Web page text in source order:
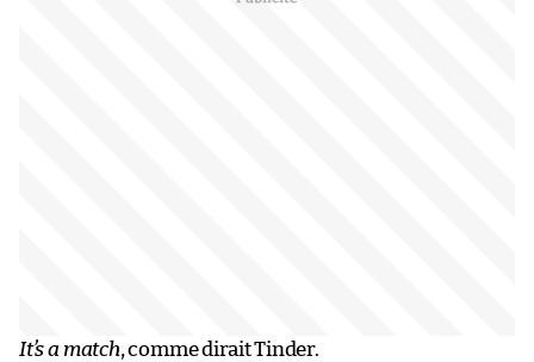
It’s a match, comme dirait Tinder.